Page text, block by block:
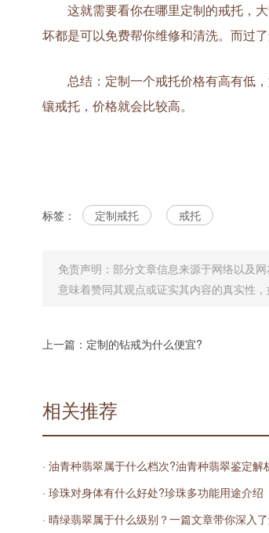
这就需要看你在哪里定制的戒托，大
坏都是可以免费帮你维修和清洗。而过
总结：定制一个戒托价格有高有低，
镶戒托，价格就会比较高。
标签： 定制戒托 戒托
免责声明：部分文章信息来源于网络以及
意味着赞同其观点或证实其内容的真实性
上一篇： 定制的钻戒为什么便宜?
相关推荐
· 油青种翡翠属于什么档次?油青种翡翠鉴定解
· 珍珠对身体有什么好处?珍珠多功能用途介绍
· 晴绿翡翠属于什么级别？一篇文章带你深入